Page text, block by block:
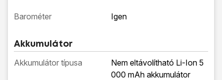
Barométer Igen
Akkumulátor
Akkumulátor típusa
Nem eltávolítható Li-Ion 5
000 mAh akkumulátor